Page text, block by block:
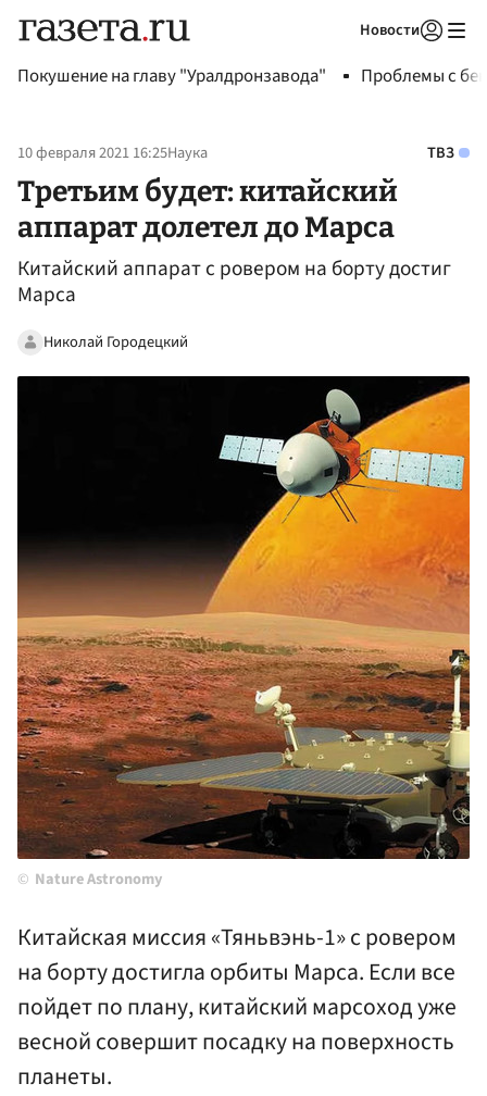
Новости
Покушение на главу "Уралдронзавода" Проблемы с
10 февраля 2021 16:25Наука ТВЗ
Третьим будет: китайский
аппарат долетел до Марса
Китайский аппарат с ровером на борту достиг
Марса
Николай Городецкий
Nature Astronomy
Китайская миссия «Тяньвэнь-1» с ровером
на борту достигла орбиты Марса. Если все
пойдет по плану, китайский марсоход уже
весной совершит посадку на поверхность
планеты.